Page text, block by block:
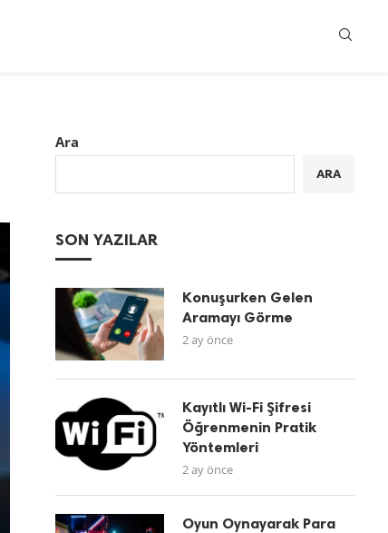
Ara
ARA
SON YAZILAR
Konuşurken Gelen
Aramayı Görme
2 ay önce
Kayıtlı Wi-Fi Şifresi
Öğrenmenin Pratik
Yöntemleri
2 ay önce
Oyun Oynayarak Para